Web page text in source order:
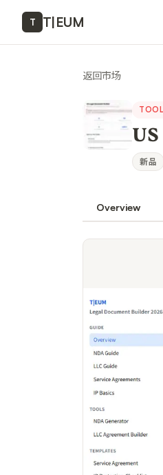
T T|EUM
返回市场
新品
Overview